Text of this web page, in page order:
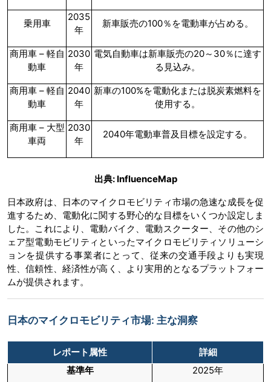
乗用車
2035
年
新車販売の100％を電動車が占める。
商用車 – 軽自
動車
2030
年
電気自動車は新車販売の20～30％に達す
る見込み。
商用車 – 軽自
動車
2040
年
新車の100%を電動化または脱炭素燃料を
使用する。
商用車 – 大型
車両
2030
年
2040年電動車普及目標を設定する。
出典: InfluenceMap
日本政府は、日本のマイクロモビリティ市場の急速な成長を促
進するため、電動化に関する野心的な目標をいくつか設定しま
した。これにより、電動バイク、電動スクーター、その他のシ
ェア型電動モビリティといったマイクロモビリティソリューシ
ョンを提供する事業者にとって、従来の交通手段よりも実現
性、信頼性、経済性が高く、より実用的となるプラットフォー
ムが提供されます。
日本のマイクロモビリティ市場: 主な洞察
レポート属性
詳細
基準年
2025年